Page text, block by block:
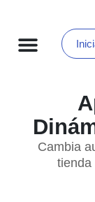
Cambia
tienda